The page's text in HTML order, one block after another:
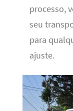
processo,
seu
para
ajuste.